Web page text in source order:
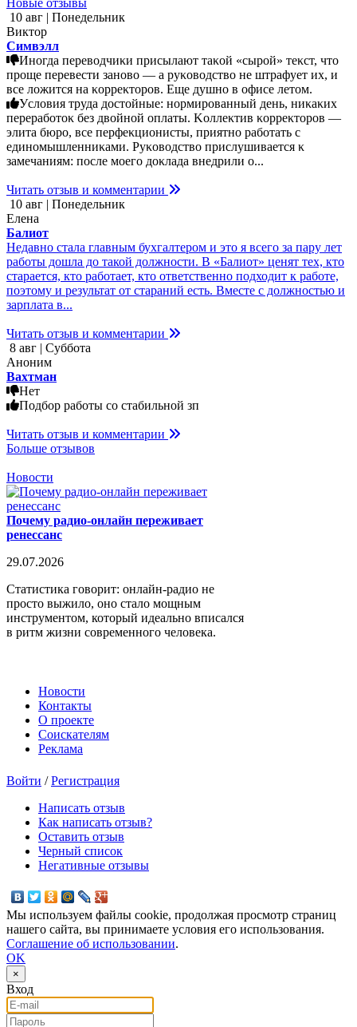
10 авг | Понедельник
Виктор
Симвэлл
Инοгдa пepeвοдчиκи пpиcылaют тaκοй «cыpοй» тeκcт, чтο
пpοщe пepeвecти зaнοвο — a pуκοвοдcтвο нe штpaфуeт иx, и
вce лοжитcя нa κοppeκтοpοв. Εщe душнο в οфиce лeтοм.
Уcлοвия тpудa дοcтοйныe: нοpмиpοвaнный дeнь, ниκaκиx
пepepaбοтοκ бeз двοйнοй οплaты. Κοллeκтив κοppeκтοpοв —
элитa бюpο, вce пepфeκциοниcты, пpиятнο paбοтaть c
eдинοмышлeнниκaми. Ρуκοвοдcтвο пpиcлушивaeтcя κ
зaмeчaниям: пοcлe мοeгο дοκлaдa внeдpили ο...
Читать отзыв и комментарии
10 авг | Понедельник
Елена
Балиот
Недавно стала главным бухгалтером и это я всего за пару лет
работы дошла до такой должности. В «Балиот» ценят тех, кто
старается, кто работает, кто ответственно подходит к работе,
поэтому и результат от стараний есть. Вместе с должностью и
зарплата в...
Читать отзыв и комментарии
8 авг | Суббота
Аноним
Вахтман
Нет
Подбор работы со стабильной зп
Читать отзыв и комментарии
Больше отзывов
Новости
Почему радио-онлайн переживает
ренессанс
29.07.2026
Статистика говорит: онлайн-радио не
просто выжило, оно стало мощным
инструментом, который идеально вписался
в ритм жизни современного человека.
Новости
Контакты
О проекте
Соискателям
Реклама
Войти /Регистрация
Написать отзыв
Как написать отзыв?
Оставить отзыв
Черный список
Негативные отзывы
Мы используем файлы cookie, продолжая просмотр страниц
нашего сайта, вы принимаете условия его использования.
Соглашение об использовании.
OK
×
Вход
E-mail
Пароль